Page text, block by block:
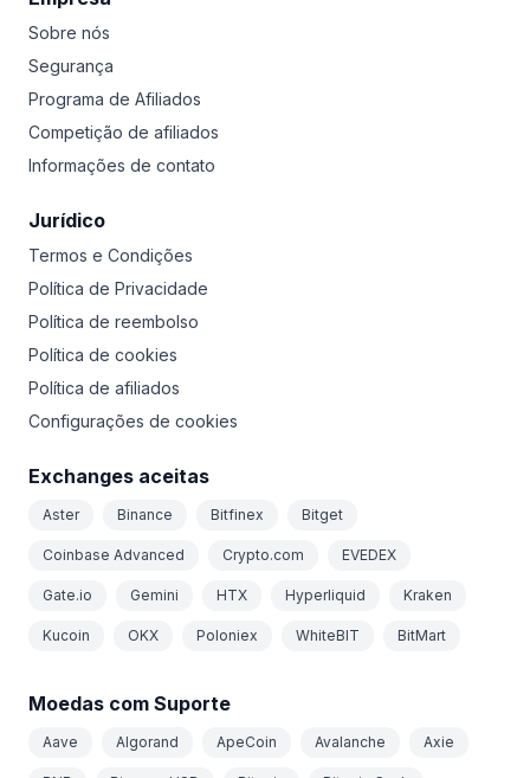
Sobre nós
Segurança
Programa de Afiliados
Competição de afiliados
Informações de contato
Jurídico
Termos e Condições
Política de Privacidade
Política de reembolso
Política de cookies
Política de afiliados
Configurações de cookies
Exchanges aceitas
Aster Binance Bitfinex Bitget
Coinbase Advanced Crypto.com EVEDEX
Gate.io Gemini HTX Hyperliquid Kraken
Kucoin OKX Poloniex WhiteBIT BitMart
Moedas com Suporte
Aave Algorand ApeCoin Avalanche Axie